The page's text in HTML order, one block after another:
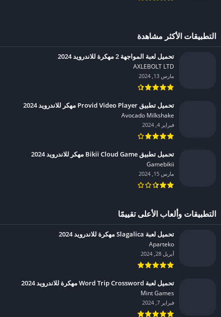
التطبيقات الأكثر مشاهدة
تحميل لعبة المواجهة 2 مهكرة للاندرويد 2024
AXLEBOLT LTD‏
مارس 13, 2024
تحميل تطبيق Provid Video Player مهكر للاندرويد 2024
Avocado Milkshake‏
فبراير 4, 2024
تحميل تطبيق Bikii Cloud Game مهكر للاندرويد 2024
Gamebikii‏
مارس 15, 2024
التطبيقات وألعاب الأعلى تقييمًا
تحميل لعبة Slagalica مهكرة للاندرويد 2024
Aparteko‏
أبريل 28, 2024
تحميل لعبة Word Trip Crossword مهكرة للاندرويد 2024
Mint Games‏
فبراير 7, 2024